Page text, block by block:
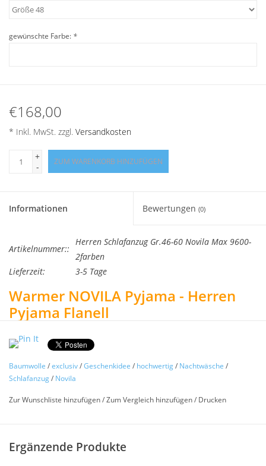
Geprüfter Webshop
Über uns
Tel.0049(0)7322-919376
gewünschte Farbe: *
€168,00
* Inkl. MwSt. zzgl. Versandkosten
+
-
ZUM WARENKORB HINZUFÜGEN
Informationen Bewertungen (0)
Artikelnummer::
Herren Schlafanzug Gr.46-60 Novila Max 9600-
2farben
Lieferzeit:
3-5 Tage
Warmer NOVILA Pyjama - Herren
Pyjama Flanell
Achtung, dieser Artikel ist nur noch lieferbar solange Vorrat!
Bitte evtl.vorher anfragen.
Edelflanell Max 9602 in 2 Farben
wählbar
Größe 46-60
Achtung ! Dies ist ein Saisonartikel und überwiegend in den
Wintermonaten verfügbar. Bitte evtl. vorher anfragen.
Baumwolle /exclusiv/Geschenkidee / hochwertig/ Nachtwäsche /
Schlafanzug/ Novila
Zur Wunschliste hinzufügen/Zum Vergleich hinzufügen/ Drucken
Ergänzende Produkte